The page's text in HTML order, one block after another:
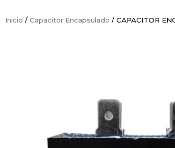
Inicio / Capacitor Encapsulado / CAPACITOR